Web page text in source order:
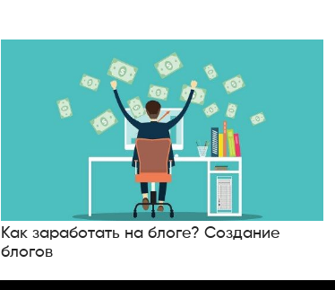
Как заработать на блоге? Создание
блогов